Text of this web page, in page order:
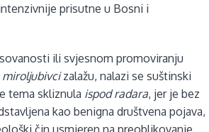
prisutne u Bosni i
ili svjesnom promoviranju
miroljubivcizalažu, nalazi se suštinski
tema skliznula ispod radara, jer je bez
kao benigna društvena pojava,
čin usmjeren na preoblikovanje